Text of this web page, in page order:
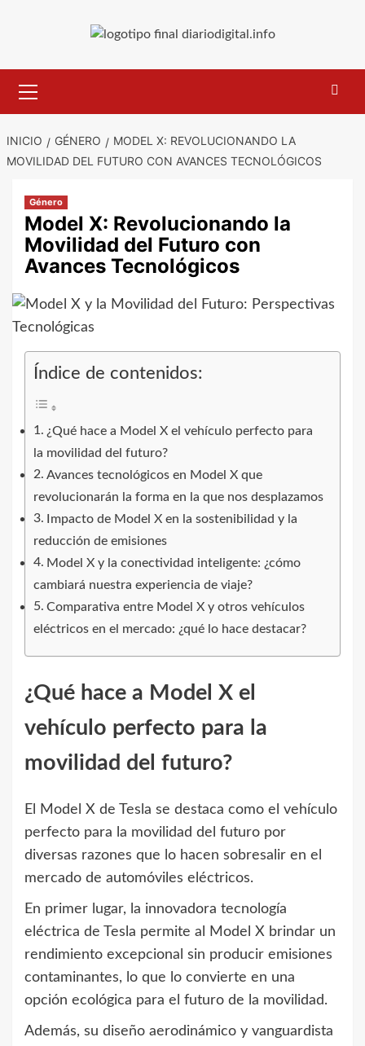
primario
INICIO GÉNERO
MODEL X: REVOLUCIONANDO LA
MOVILIDAD DEL FUTURO CON AVANCES TECNOLÓGICOS
Género
Model X: Revolucionando la
Movilidad del Futuro con
Avances Tecnológicos
Índice de contenidos:
¿Qué hace a Model X el vehículo perfecto para
la movilidad del futuro?
Avances tecnológicos en Model X que
revolucionarán la forma en la que nos desplazamos
Impacto de Model X en la sostenibilidad y la
reducción de emisiones
Model X y la conectividad inteligente: ¿cómo
cambiará nuestra experiencia de viaje?
Comparativa entre Model X y otros vehículos
eléctricos en el mercado: ¿qué lo hace destacar?
¿Qué hace a Model X el
vehículo perfecto para la
movilidad del futuro?
El Model X de Tesla se destaca como el vehículo
perfecto para la movilidad del futuro por
diversas razones que lo hacen sobresalir en el
mercado de automóviles eléctricos.
En primer lugar, la innovadora tecnología
eléctrica de Tesla permite al Model X brindar un
rendimiento excepcional sin producir emisiones
contaminantes, lo que lo convierte en una
opción ecológica para el futuro de la movilidad.
Además, su diseño aerodinámico y vanguardista